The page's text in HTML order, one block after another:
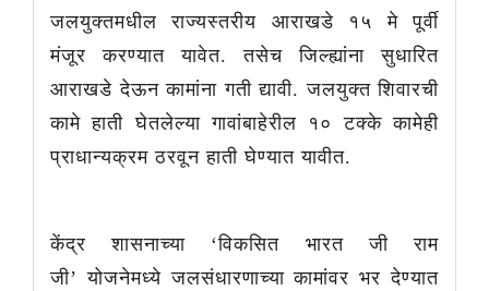
जलयुक्तमधील राज्यस्तरीय आराखडे १५ मे पूर्वी
मंजूर करण्यात यावेत. तसेच जिल्ह्यांना सुधारित
आराखडे देऊन कामांना गती द्यावी. जलयुक्त शिवारची
कामे हाती घेतलेल्या गावांबाहेरील १० टक्के कामेही
प्राधान्यक्रम ठरवून हाती घेण्यात यावीत.
केंद्र शासनाच्या ‘विकसित भारत जी राम
जी’ योजनेमध्ये जलसंधारणाच्या कामांवर भर देण्यात